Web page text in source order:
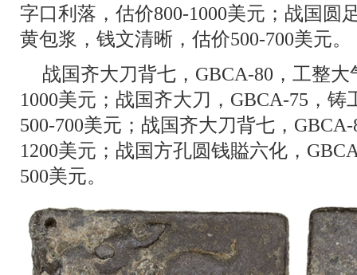
字口利落，估价800-1000美元；战国圆
黄包浆，钱文清晰，估价500-700美元。
战国齐大刀背七，GBCA-80，工整
1000美元；战国齐大刀，GBCA-75，
500-700美元；战国齐大刀背七，
1200美元；战国方孔圆钱賹六化，
500美元。